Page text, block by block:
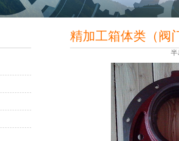
精加工箱体类（阀
半